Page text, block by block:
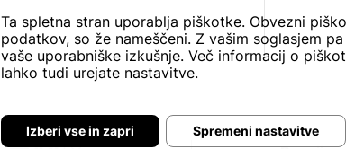
Ta spletna stran uporablja piškotke. Obvezni
podatkov, so že nameščeni. Z vašim soglasjem
vaše uporabniške izkušnje. Več informacij o
lahko tudi urejate nastavitve.
Spremeni nastavitve
Izberi vse in zapri